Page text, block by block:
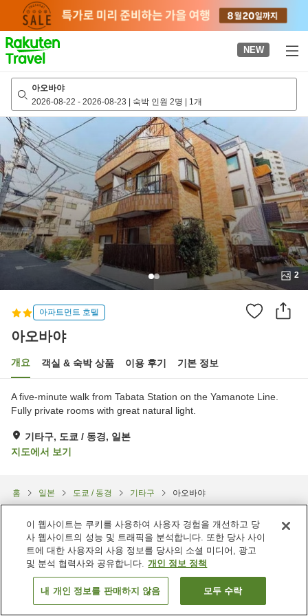
page
NEW
아오바야
2026-08-22 - 2026-08-23 | 숙박 인원 2명 | 1개
2
아파트먼트 호텔
아오바야
개요 객실 & 숙박 상품 이용 후기 기본 정보
A five-minute walk from Tabata Station on the Yamanote Line.
Fully private rooms with great natural light.
기타구, 도쿄 / 동경, 일본
지도에서 보기
홈 일본 도쿄 / 동경 기타구 아오바야
객실 보기
이 웹사이트는 쿠키를 사용하여 사용자 경험을 개선하고 당
사 웹사이트의 성능 및 트래픽을 분석합니다. 또한 당사 사이
트에 대한 사용자의 사용 정보를 당사의 소셜 미디어, 광고
및 분석 협력사와 공유합니다. 개인 정보 정책
내 개인 정보를 판매하지 않음 모두 수락